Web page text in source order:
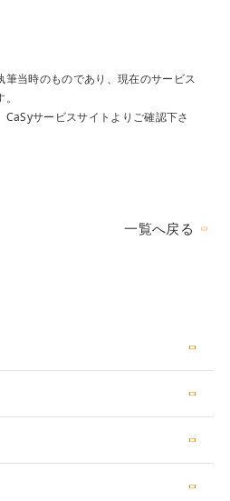
当時のものであり、現在のサービス
サービスサイトよりご確認下さ
一覧へ戻る